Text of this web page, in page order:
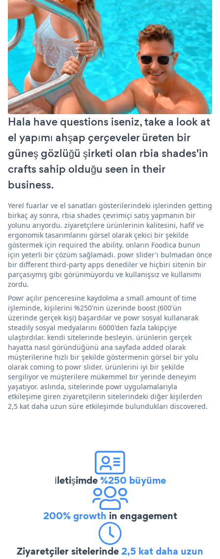
Hala have questions iseniz, take a look at
el yapımı ahşap çerçeveler üreten bir
güneş gözlüğü şirketi olan rbia shades'in
crafts sahip olduğu seen in their
business.
Yerel fuarlar ve el sanatları gösterilerindeki işlerinden getting
birkaç ay sonra, rbia shades çevrimiçi satış yapmanın bir
yolunu arıyordu. ziyaretçilere ürünlerinin kalitesini, hafif ve
ergonomik tasarımlarını görsel olarak çekici bir şekilde
göstermek için required the ability. onların Foodica bunun
için yeterli bir çözüm sağlamadı. powr slider'ı bulmadan önce
bir different third-party apps denediler ve hiçbiri sitenin bir
parçasıymış gibi görünmüyordu ve kullanışsız ve kullanımı
zordu.
Powr açılır penceresine kaydolma a small amount of time
işleminde, kişilerini %250'nin üzerinde boost (600'ün
üzerinde gerçek kişi) başardılar ve powr sosyal kullanarak
steadily sosyal medyalarını 6000'den fazla takipçiye
ulaştırdılar. kendi sitelerinde besleyin. ürünlerin gerçek
hayatta nasıl göründüğünü ana sayfada added olarak
müşterilerine hızlı bir şekilde göstermenin görsel bir yolu
olarak coming to powr slider. ürünlerini iyi bir şekilde
sergiliyor ve müşterilere mükemmel bir yerinde deneyim
yaşatıyor. aslında, sitelerinde powr uygulamalarıyla
etkileşime giren ziyaretçilerin sitelerindeki diğer kişilerden
2,5 kat daha uzun süre etkileşimde bulundukları discovered.
İletişimde%250 büyüme
200% growth in engagement
Ziyaretçiler sitelerinde2,5 kat daha uzun